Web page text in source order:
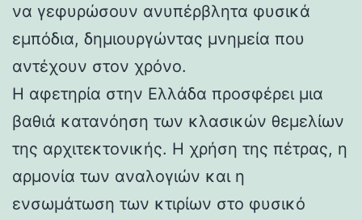
να γεφυρώσουν ανυπέρβλητα φυσικά
εμπόδια, δημιουργώντας μνημεία που
αντέχουν στον χρόνο.
Η αφετηρία στην Ελλάδα προσφέρει μια
βαθιά κατανόηση των κλασικών θεμελίων
της αρχιτεκτονικής. Η χρήση της πέτρας, η
αρμονία των αναλογιών και η
ενσωμάτωση των κτιρίων στο φυσικό